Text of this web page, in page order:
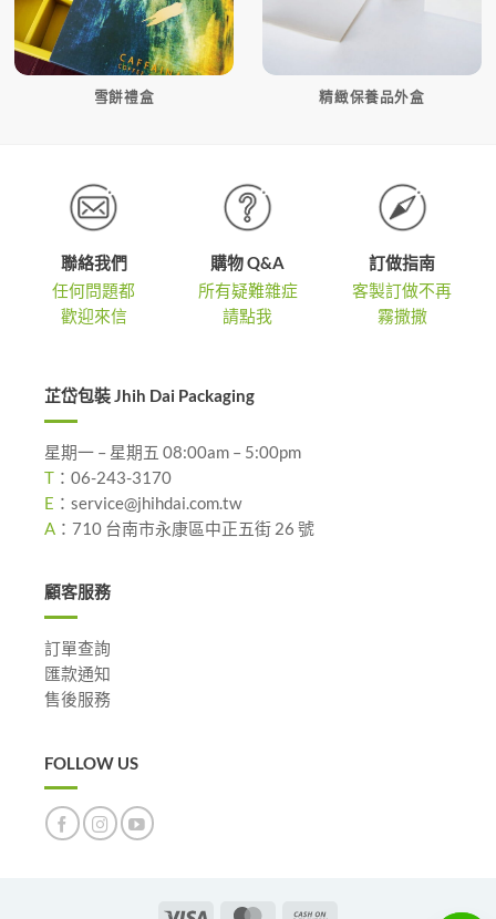
雪餅禮盒 精緻保養品外盒
聯絡我們
任何問題都
歡迎來信
購物 Q&A
所有疑難雜症
請點我
訂做指南
客製訂做不再
霧撒撒
芷岱包裝 Jhih Dai Packaging
星期一 – 星期五 08:00am – 5:00pm
T ： 06-243-3170
E ： service@jhihdai.com.tw
A ： 710 台南市永康區中正五街 26 號
顧客服務
訂單查詢
匯款通知
售後服務
FOLLOW US
Visa MasterCard